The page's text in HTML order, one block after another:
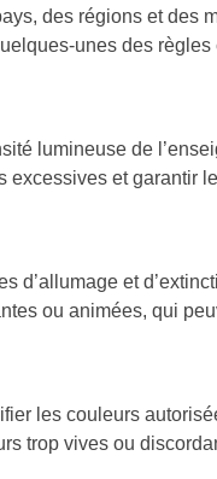
des régions et des
unes des
lumineuse de
et garantir
d’allumage et
ou animées, qui
les couleurs
trop vives ou